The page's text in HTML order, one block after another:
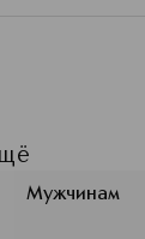
Oil
BHT
косметики
Новая линия
шампуней,
Мужчинам